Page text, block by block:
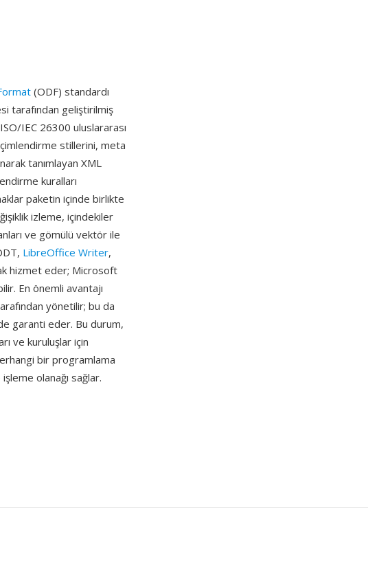
(ODF) standardı
tarafından geliştirilmiş
IEC 26300 uluslararası
stillerini, meta
tanımlayan XML
kuralları
paketin içinde birlikte
izleme, içindekiler
ve gömülü vektör ile
LibreOffice Writer,
hizmet eder; Microsoft
En önemli avantajı
yönetilir; bu da
garanti eder. Bu durum,
ve kuruluşlar için
bir programlama
olanağı sağlar.